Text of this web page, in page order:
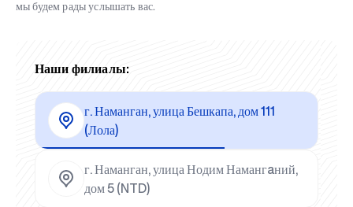
мы будем рады услышать вас.
Наши филиалы:
г. Наманган, улица Бешкапа, дом 111
(Лола)
г. Наманган, улица Нодим Намангaний,
дом 5 (NTD)